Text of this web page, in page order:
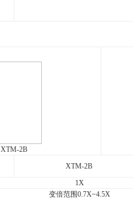
XTM-2B
XTM-2B
1X
变倍范围0.7X~4.5X